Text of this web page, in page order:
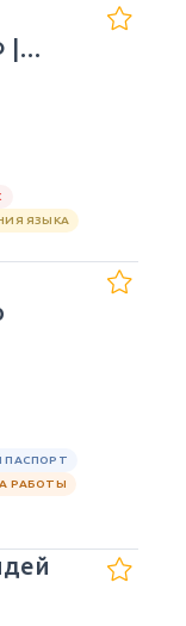
ЯЗЫКА
ПАСПОРТ
РАБОТЫ